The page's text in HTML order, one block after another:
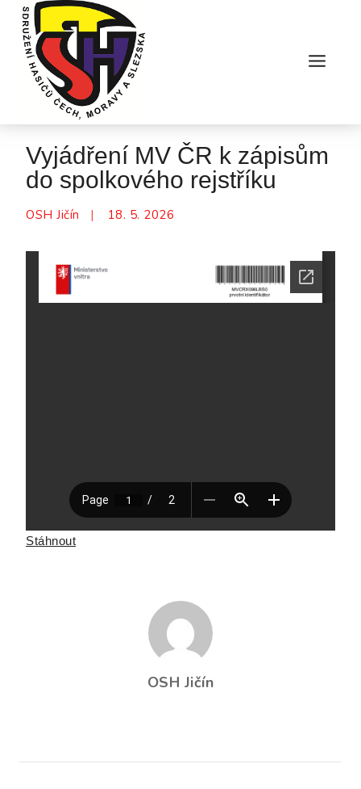
Skip
content
Vyjádření MV ČR k zápisům
do spolkového rejstříku
OSH Jičín 18. 5. 2026
Stáhnout
OSH Jičín